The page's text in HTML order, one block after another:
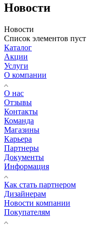
Новости
Новости
Список элементов пуст
Каталог
Акции
Услуги
О компании
О нас
Отзывы
Контакты
Команда
Магазины
Карьера
Партнеры
Документы
Информация
Как стать партнером
Дизайнерам
Новости компании
Покупателям